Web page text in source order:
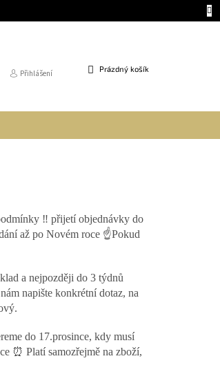
Přihlášení
NÁKUPNÍ
Prázdný košík
‼️ přijetí objednávky do
až po Novém roce ☝Pokud
a nejpozději do 3 týdnů
napište konkrétní dotaz, na
do 17.prosince, kdy musí
⏰ Platí samozřejmě na zboží,